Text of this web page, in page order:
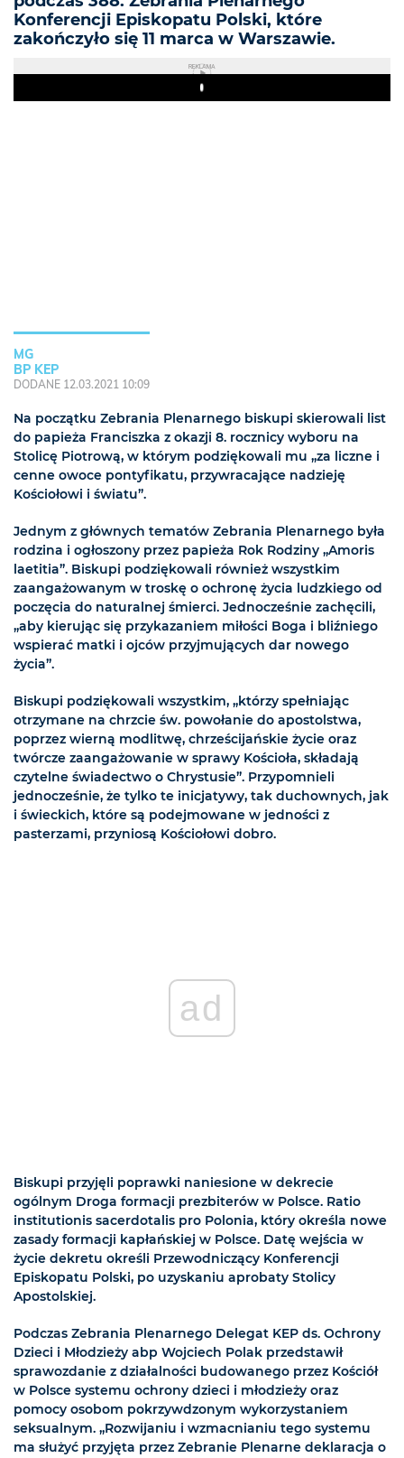
Konferencji Episkopatu Polski, które
zakończyło się 11 marca w Warszawie.
REKLAMA
Play
MG
BP KEP
DODANE 12.03.2021 10:09
Na początku Zebrania Plenarnego biskupi skierowali list
do papieża Franciszka z okazji 8. rocznicy wyboru na
Stolicę Piotrową, w którym podziękowali mu „za liczne i
cenne owoce pontyfikatu, przywracające nadzieję
Kościołowi i światu”.
Jednym z głównych tematów Zebrania Plenarnego była
rodzina i ogłoszony przez papieża Rok Rodziny „Amoris
laetitia”. Biskupi podziękowali również wszystkim
zaangażowanym w troskę o ochronę życia ludzkiego od
poczęcia do naturalnej śmierci. Jednocześnie zachęcili,
„aby kierując się przykazaniem miłości Boga i bliźniego
wspierać matki i ojców przyjmujących dar nowego
życia”.
Biskupi podziękowali wszystkim, „którzy spełniając
otrzymane na chrzcie św. powołanie do apostolstwa,
poprzez wierną modlitwę, chrześcijańskie życie oraz
twórcze zaangażowanie w sprawy Kościoła, składają
czytelne świadectwo o Chrystusie”. Przypomnieli
jednocześnie, że tylko te inicjatywy, tak duchownych, jak
i świeckich, które są podejmowane w jedności z
pasterzami, przyniosą Kościołowi dobro.
ad
Biskupi przyjęli poprawki naniesione w dekrecie
ogólnym Droga formacji prezbiterów w Polsce. Ratio
institutionis sacerdotalis pro Polonia, który określa nowe
zasady formacji kapłańskiej w Polsce. Datę wejścia w
życie dekretu określi Przewodniczący Konferencji
Episkopatu Polski, po uzyskaniu aprobaty Stolicy
Apostolskiej.
Podczas Zebrania Plenarnego Delegat KEP ds. Ochrony
Dzieci i Młodzieży abp Wojciech Polak przedstawił
sprawozdanie z działalności budowanego przez Kościół
w Polsce systemu ochrony dzieci i młodzieży oraz
pomocy osobom pokrzywdzonym wykorzystaniem
seksualnym. „Rozwijaniu i wzmacnianiu tego systemu
ma służyć przyjęta przez Zebranie Plenarne deklaracja o